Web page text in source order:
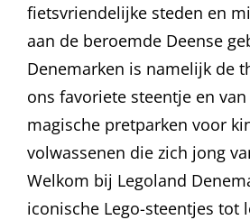
fietsvriendelijke steden en
aan de beroemde Deense
Denemarken is namelijk de
ons favoriete steentje en van
magische pretparken voor
volwassenen die zich jong
Welkom bij Legoland
iconische Lego-steentjes tot